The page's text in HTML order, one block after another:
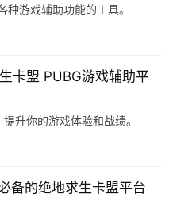
游戏辅助功能的工具。
卡盟 PUBG游戏辅助平
升你的游戏体验和战绩。
备的绝地求生卡盟平台